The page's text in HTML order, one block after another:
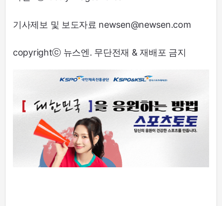
기사제보 및 보도자료 newsen@newsen.com
copyrightⓒ 뉴스엔. 무단전재 & 재배포 금지